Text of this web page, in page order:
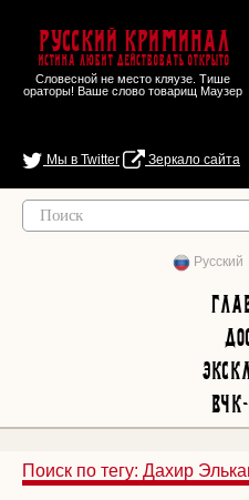
Русский Криминал
Истина любит действовать открыто
Словесной не место кляузе. Тише
ораторы! Ваше слово товарищ Маузер
Мы в Twitter Зеркало сайта
Русский
Поиск по тегу: Дахир